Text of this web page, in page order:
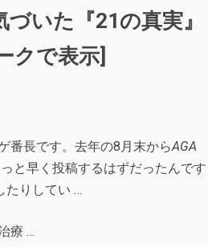
いた『21の真実』
番長です。去年の8月末からAGA
と早く投稿するはずだったんです
たりしてい …
療 …